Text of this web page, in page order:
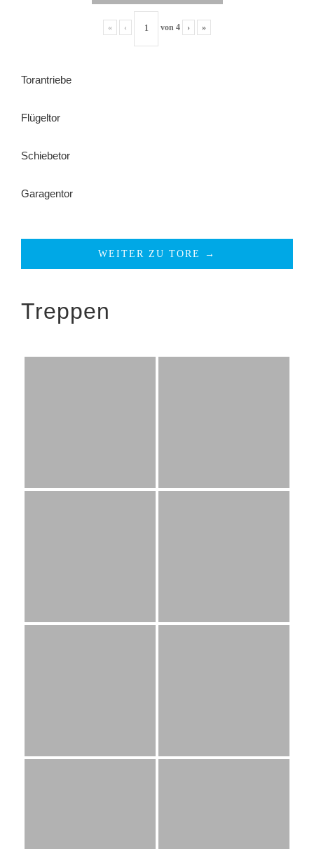
« ‹ von 4 › »
Torantriebe
Flügeltor
Schiebetor
Garagentor
WEITER ZU TORE →
Treppen